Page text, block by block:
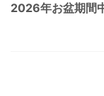
2026年お盆期間